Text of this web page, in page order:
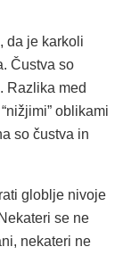
da je karkoli
Čustva so
Razlika med
oblikami
so čustva in
globlje nivoje
se ne
nekateri ne